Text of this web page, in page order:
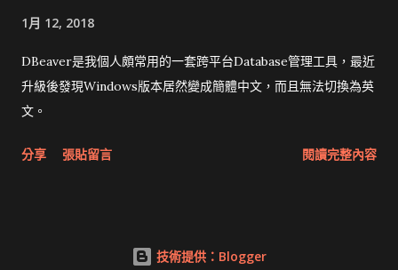
1月 12, 2018
DBeaver是我個人頗常用的一套跨平台Database管理工具，最近
升級後發現Windows版本居然變成簡體中文，而且無法切換為英
文。
分享 張貼留言 閱讀完整內容
技術提供：Blogger